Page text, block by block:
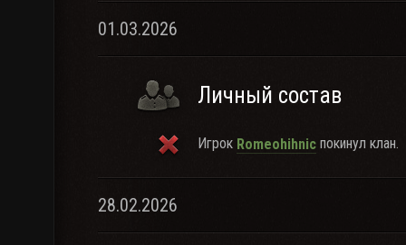
01.03.2026
Личный состав
Игрок Romeohihnic покинул клан.
28.02.2026